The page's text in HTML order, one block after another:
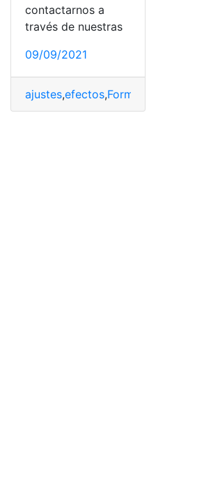
contactarnos a
través de nuestras
09/09/2021
ajustes,efectos,Formato